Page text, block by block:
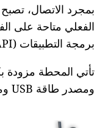
بمجرد الاتصال،
الفعلي متاحة على
برمجة التطبيقات (API).
ومصدر طاقة USB ومعدات تركيب ولوحة شمسية اختيارية.